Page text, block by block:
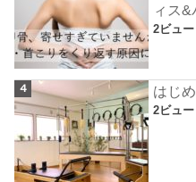
ィス
2ビュー
はじ
2ビュー